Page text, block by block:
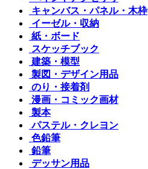
キャンバス・パネル・木枠
イーゼル・収納
紙・ボード
スケッチブック
建築・模型
製図・デザイン用品
のり・接着剤
漫画・コミック画材
製本
パステル・クレヨン
色鉛筆
鉛筆
デッサン用品